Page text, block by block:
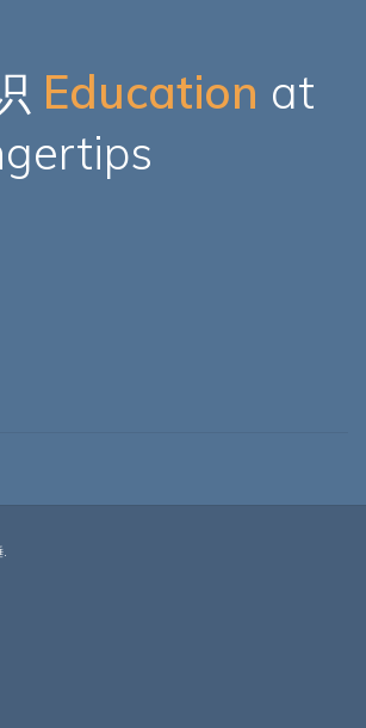
Education at